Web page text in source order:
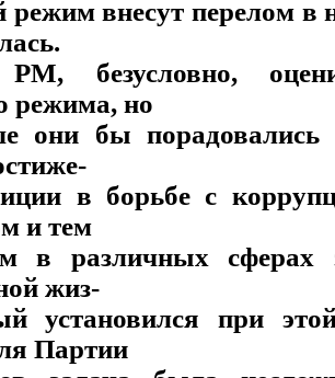
режим внесут перелом в
безусловно,
режима, но
они бы
в борьбе с
и тем
в различных сферах
жиз-
установился при
Партии